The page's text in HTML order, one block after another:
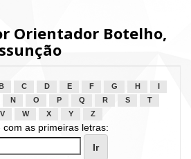
Orientador Botelho,
B C D E F G H
N O P Q R S
T
V W X Y Z
com as primeiras letras: